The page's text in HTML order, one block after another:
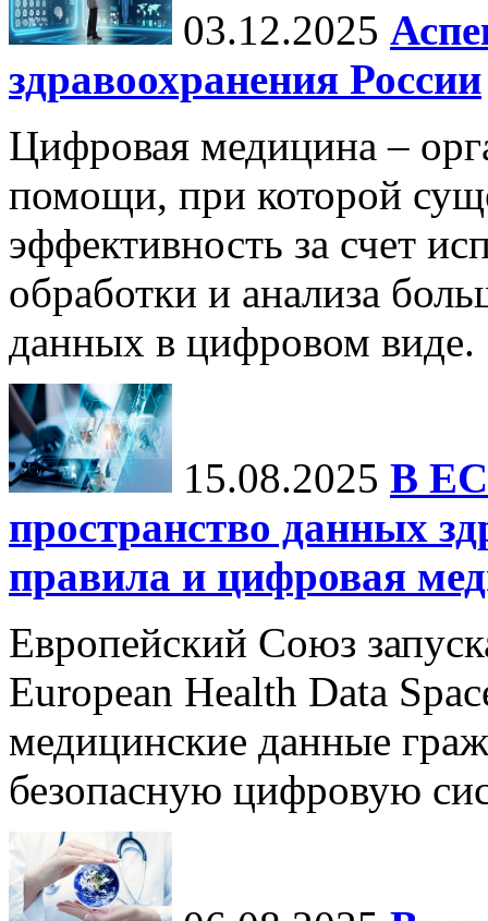
03.12.2025
здравоохранения России
Цифровая медицина –
помощи, при которой
эффективность за счет
обработки и анализа
данных в цифровом виде.
15.08.2025 В ЕС
пространство данных
правила и цифровая
Европейский Союз
European Health Data
медицинские данные
безопасную цифровую